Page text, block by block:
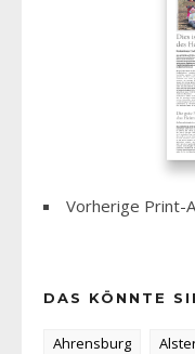
Vorherige Print-
DAS KÖNNTE
Ahrensburg